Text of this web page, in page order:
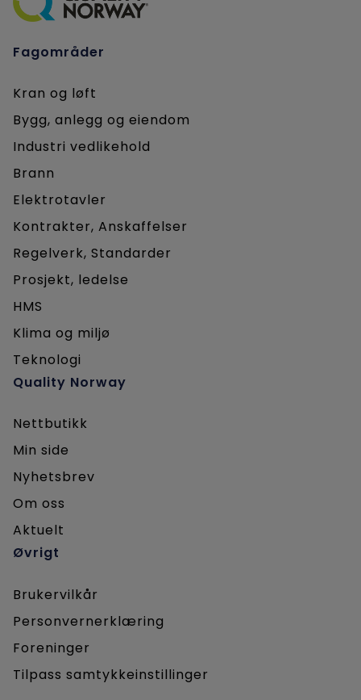
Fagområder
Kran og løft
Bygg, anlegg og eiendom
Industri vedlikehold
Brann
Elektrotavler
Kontrakter, Anskaffelser
Regelverk, Standarder
Prosjekt, ledelse
HMS
Klima og miljø
Teknologi
Quality Norway
Nettbutikk
Min side
Nyhetsbrev
Om oss
Aktuelt
Øvrigt
Brukervilkår
Personvernerklæring
Foreninger
Tilpass samtykkeinstillinger